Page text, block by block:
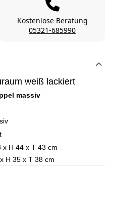
Kostenlose Beratung
05321-685990
weiß lackiert
massiv
x H 44 x T 43 cm
H 35 x T 38 cm